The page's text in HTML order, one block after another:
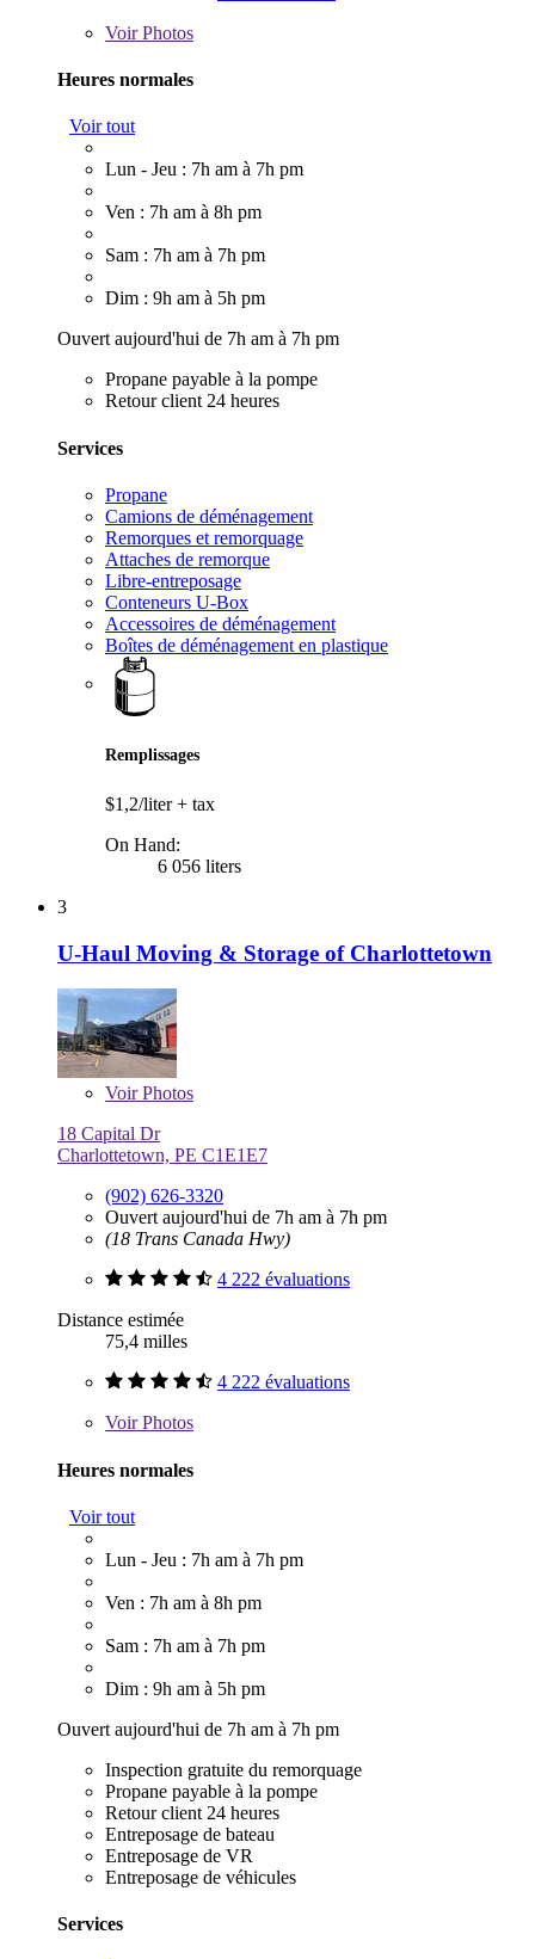
VoirPhotos
Heures normales
Voir tout
Lun - Jeu : 7h am à 7h pm
Ven : 7h am à 8h pm
Sam : 7h am à 7h pm
Dim : 9h am à 5h pm
Ouvert aujourd'hui de 7h am à 7h pm
Propane payable à la pompe
Retour client 24 heures
Services
Propane
Camions de déménagement
Remorques et remorquage
Attaches de remorque
Libre-entreposage
Conteneurs U-Box
Accessoires de déménagement
Boîtes de déménagement en plastique
Remplissages
$1,2/liter+ tax
On Hand:
6 056 liters
3
U-Haul Moving & Storage of Charlottetown
VoirPhotos
18 Capital Dr
Charlottetown, PE C1E1E7
(902) 626-3320
Ouvert aujourd'hui de 7h am à 7h pm
(18 Trans Canada Hwy)
4 222 évaluations
Distance estimée
75,4 milles
4 222 évaluations
VoirPhotos
Heures normales
Voir tout
Lun - Jeu : 7h am à 7h pm
Ven : 7h am à 8h pm
Sam : 7h am à 7h pm
Dim : 9h am à 5h pm
Ouvert aujourd'hui de 7h am à 7h pm
Inspection gratuite du remorquage
Propane payable à la pompe
Retour client 24 heures
Entreposage de bateau
Entreposage de VR
Entreposage de véhicules
Services